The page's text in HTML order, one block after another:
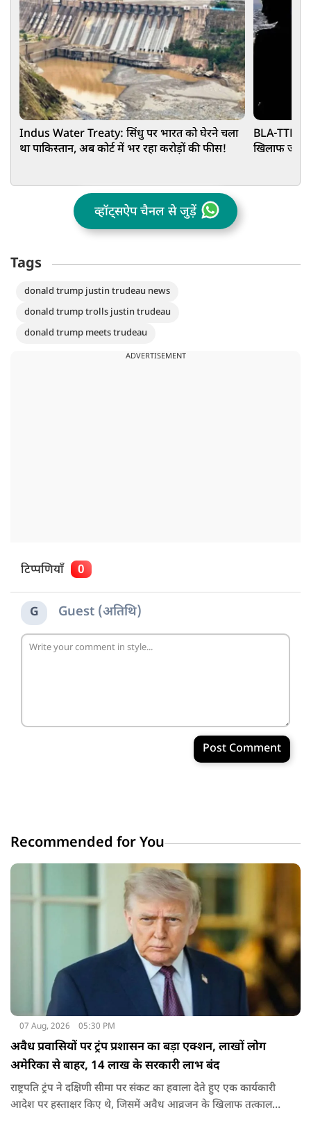
Indus Water Treaty: सिंधु पर भारत को घेरने चला
था पाकिस्तान, अब कोर्ट में भर रहा करोड़ों की फीस!
BLA-TTP ने
खिलाफ जंग
व्हॉट्सऐप चैनल से जुड़ें
Tags
donald trump justin trudeau news
donald trump trolls justin trudeau
donald trump meets trudeau
ADVERTISEMENT
टिप्पणियाँ 0
G Guest (अतिथि)
Post Comment
Recommended for You
07 Aug, 2026 05:30 PM
अवैध प्रवासियों पर ट्रंप प्रशासन का बड़ा एक्शन, लाखों लोग
अमेरिका से बाहर, 14 लाख के सरकारी लाभ बंद
राष्ट्रपति ट्रंप ने दक्षिणी सीमा पर संकट का हवाला देते हुए एक कार्यकारी
आदेश पर हस्ताक्षर किए थे, जिसमें अवैध आव्रजन के खिलाफ तत्काल